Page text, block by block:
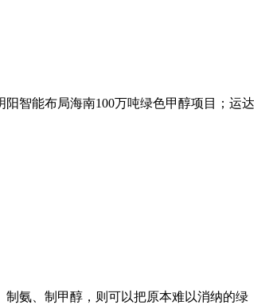
智能布局海南100万吨绿色甲醇项目；运达
氨、制甲醇，则可以把原本难以消纳的绿